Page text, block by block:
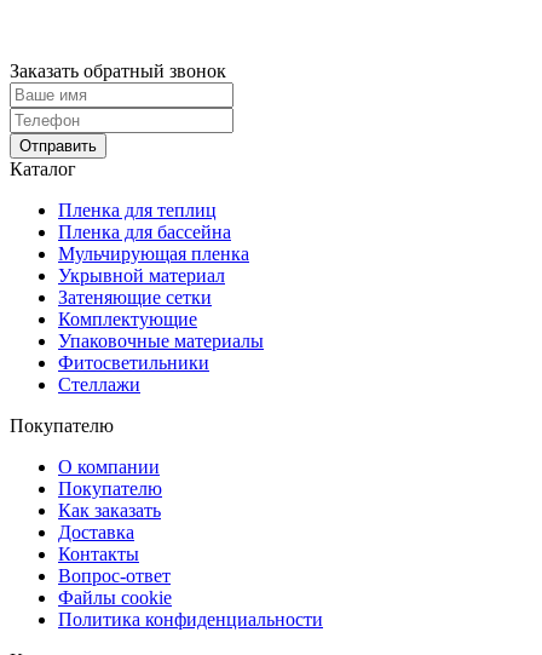
Заказать обратный звонок
Отправить
Каталог
Пленка для теплиц
Пленка для бассейна
Мульчирующая пленка
Укрывной материал
Затеняющие сетки
Комплектующие
Упаковочные материалы
Фитосветильники
Стеллажи
Покупателю
О компании
Покупателю
Как заказать
Доставка
Контакты
Вопрос-ответ
Файлы cookie
Политика конфиденциальности